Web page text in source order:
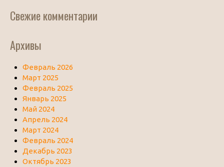
Свежие комментарии
Архивы
Февраль 2026
Март 2025
Февраль 2025
Январь 2025
Май 2024
Апрель 2024
Март 2024
Февраль 2024
Декабрь 2023
Октябрь 2023